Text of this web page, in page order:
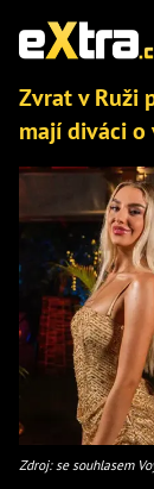
Zvrat v Ruži
mají diváci o
Zdroj: se souhlasem